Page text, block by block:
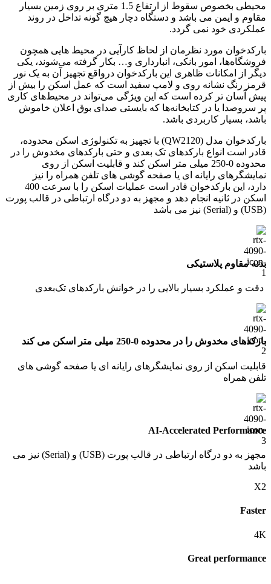
محیطی بخصوص سقوط از ارتفاع 1.5 متری بر روی زمین بسیار
مقاوم و ایمن می باشد و دستگاه دچار هیچ گونه تداخل در روند
عملکردی خود نمی گردد.
بارکدخوان مورد نظرمان از لحاظ کارآیی در محیط هایی همچون
فروشگاه‌ها، امور بانکی، انبارداری و… بکار گرفته می‌شوند، یکی
دیگر از امکانات ظاهری این بارکدخوان درواقع تجهیز آن به یک نور
قرمز رنگ نشانه‌ روی و لامپ سفید است که عمل اسکن را بیش‌ از
پیش آسان‌ تر کرده است که این ویژگی می‌تواند در محیط‌های کاری
پر سروصدا یا در کتابخانه‌ها که بایستی صدای بوق اعلان خاموش
باشد، بسیار کاربردی باشد.
بارکدخوان مدل (QW2120) با تجهیز به تکنولوژی اسکن محدوده،
قادر است انواع بارکدهای تک بعدی و حتی بارکدهای مخدوش را در
محدوده 0-250 میلی متر
اسکن کند و قابلیت اسکن از روی
نمایشگرهای رایانه ای یا صفحه گوشی های تلفن همراه را نیز
دارد، این بارکدخوان قادر است عملیات اسکن را با سرعت 400
اسکن در ثانیه انجام دهد و مجهز به دو درگاه ارتباطی در قالب پورت
(USB) و (Serial) نیز می باشد
بدنه مقاوم پلاستیکی
دقت و عملکرد بسیار بالایی را در خوانش بارکدهای تک‌بعدی
بارکدهای مخدوش را در محدوده 0-250 میلی متر اسکن می کند
قابلیت اسکن از روی نمایشگرهای رایانه ای یا صفحه گوشی های
تلفن همراه
AI-Accelerated Performance
مجهز به دو درگاه ارتباطی در قالب پورت (USB) و (Serial) نیز می
باشد
X2
Faster
4K
Great performance